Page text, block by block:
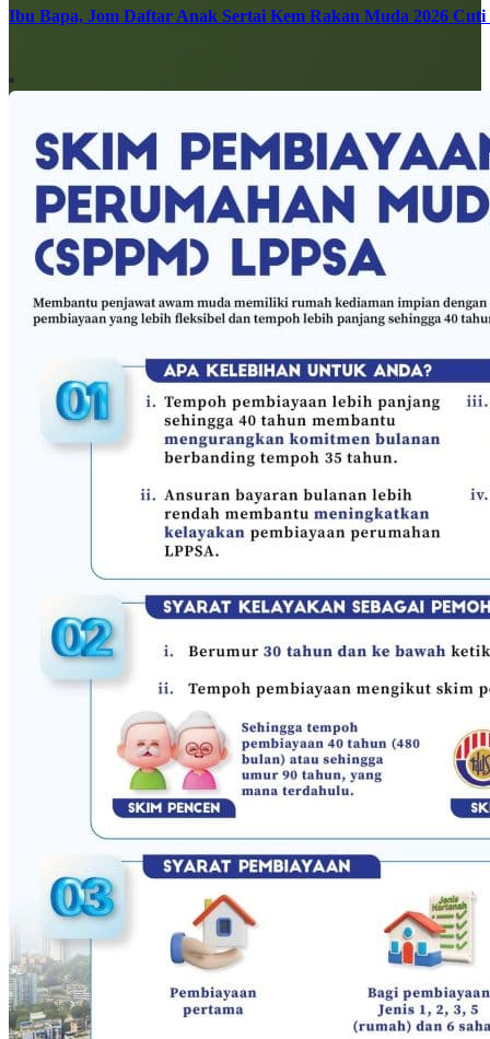
Ibu Bapa, Jom Daftar Anak Sertai Kem Rakan Muda 2026